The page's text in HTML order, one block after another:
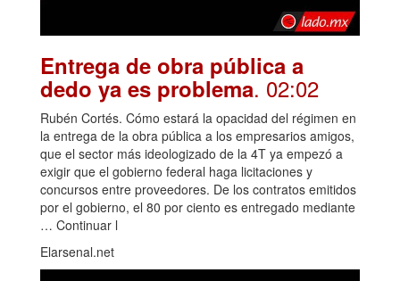
Entrega de obra pública a
dedo ya es problema. 02:02
Rubén Cortés. Cómo estará la opacidad del régimen en
la entrega de la obra pública a los empresarios amigos,
que el sector más ideologizado de la 4T ya empezó a
exigir que el gobierno federal haga licitaciones y
concursos entre proveedores. De los contratos emitidos
por el gobierno, el 80 por ciento es entregado mediante
… Continuar l
Elarsenal.net